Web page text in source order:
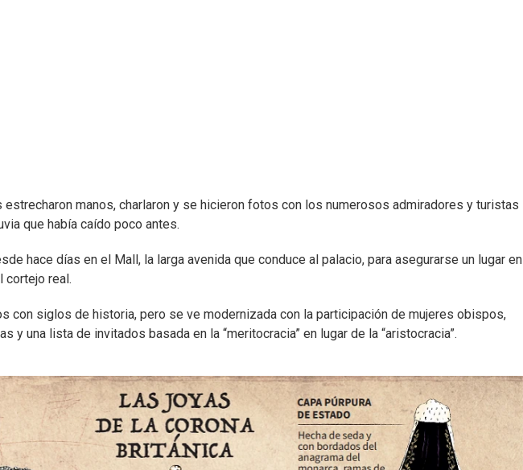
manos, charlaron y se hicieron fotos con los numerosos admiradores y turistas
que había caído poco antes.
hace días en el Mall, la larga avenida que conduce al palacio, para asegurarse un lugar en
cortejo real.
con siglos de historia, pero se ve modernizada con la participación de mujeres obispos,
y una lista de invitados basada en la “meritocracia” en lugar de la “aristocracia”.